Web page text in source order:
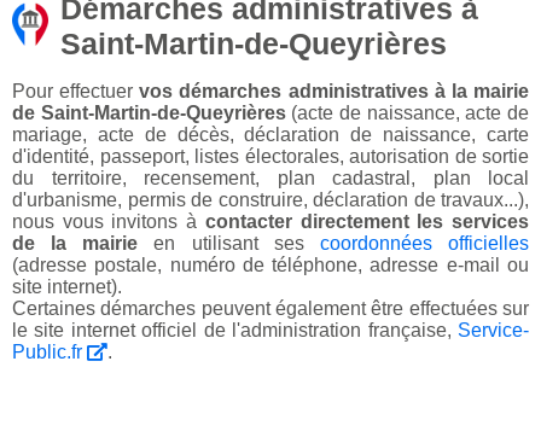
Démarches administratives à
Saint-Martin-de-Queyrières
Pour effectuervos démarches administratives à la mairie
de Saint-Martin-de-Queyrières(acte de naissance, acte de
mariage, acte de décès, déclaration de naissance, carte
d'identité, passeport, listes électorales, autorisation de sortie
du territoire, recensement, plan cadastral, plan local
d'urbanisme, permis de construire, déclaration de travaux...),
nous vous invitons à contacter directement les services
de la mairie en utilisant ses coordonnées officielles
(adresse postale, numéro de téléphone, adresse e-mail ou
site internet).
Certaines démarches peuvent également être effectuées sur
le site internet officiel de l'administration française, Service-
Public.fr
.